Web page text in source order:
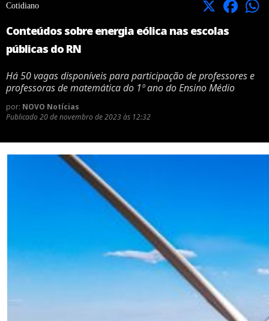
Cotidiano X Facebook
Conteúdos sobre energia eólica nas escolas
públicas do RN
Há 50 vagas disponíveis para participação de professores e
professoras de matemática do 1º ano do Ensino Médio
por: NOVO Notícias
Publicado 20 de novembro de 2023 às 12:32